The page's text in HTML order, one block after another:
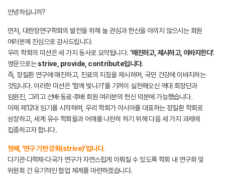
안녕하십니까?
먼저, 대한장연구학회의 발전을 위해 늘 관심과 헌신을 아끼지 않으시는 회원
여러분께 진심으로 감사드립니다.
우리 학회의 미션은 세 가지 동사로 요약됩니다. ‘매진하고, 제시하고, 이바지한다’.
영문으로는strive, provide, contribute입니다.
즉, 장질환 연구에 매진하고, 진료의 지침을 제시하며, 국민 건강에 이바지하는
것입니다. 이러한 미션은 ‘함께 빛나기’를 기꺼이 실천해오신 역대 회장단과
임원진, 그리고 선배·동료·후배 회원 여러분의 헌신 덕분에 가능했습니다.
이제 제12대 임기를 시작하며, 우리 학회가 아시아를 대표하는 장질환 학회로
성장하고, 세계 유수 학회들과 어깨를 나란히 하기 위해 다음 세 가지 과제에
집중하고자 합니다.
첫째, ‘연구 기반 강화(strive)’입니다.
다기관·다학제·다국가 연구가 자연스럽게 이뤄질 수 있도록 학회 내 연구회 및
위원회 간 유기적인 협업 체계를 마련하겠습니다.